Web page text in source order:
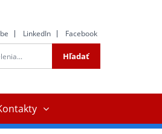
LinkedIn Facebook
Hľadať